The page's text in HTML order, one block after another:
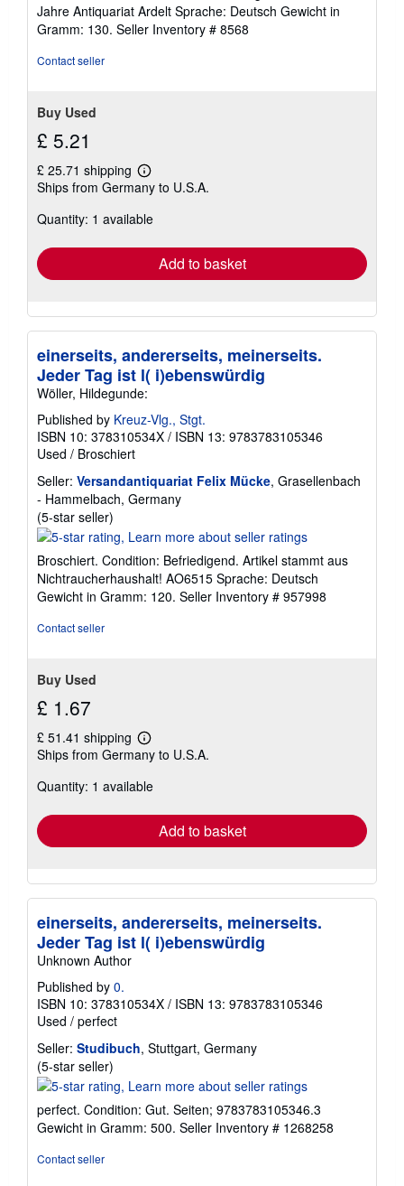
Jahre Antiquariat Ardelt Sprache: Deutsch Gewicht in
Gramm: 130. Seller Inventory # 8568
Contact seller
Buy Used
£ 5.21
£ 25.71 shipping
Learn
more
shipping
Ships from Germany to U.S.A.
Quantity: 1 available
Add to basket
einerseits, andererseits, meinerseits.
Jeder Tag ist l( i)ebenswürdig
Wöller, Hildegunde:
Published by Kreuz-Vlg., Stgt.
ISBN 10: 378310534X / ISBN 13: 9783783105346
Used / Broschiert
Seller: Versandantiquariat Felix Mücke, Grasellenbach
- Hammelbach, Germany
(5-star seller)
rating
out
of
5
Broschiert. Condition: Befriedigend. Artikel stammt aus
Nichtraucherhaushalt! AO6515 Sprache: Deutsch
Gewicht in Gramm: 120. Seller Inventory # 957998
Contact seller
Buy Used
£ 1.67
£ 51.41 shipping
Learn
more
shipping
Ships from Germany to U.S.A.
Quantity: 1 available
Add to basket
einerseits, andererseits, meinerseits.
Jeder Tag ist l( i)ebenswürdig
Unknown Author
Published by 0.
ISBN 10: 378310534X / ISBN 13: 9783783105346
Used / perfect
Seller: Studibuch, Stuttgart, Germany
(5-star seller)
rating
5
out
of
perfect. Condition: Gut. Seiten; 9783783105346.3
Gewicht in Gramm: 500. Seller Inventory # 1268258
Contact seller